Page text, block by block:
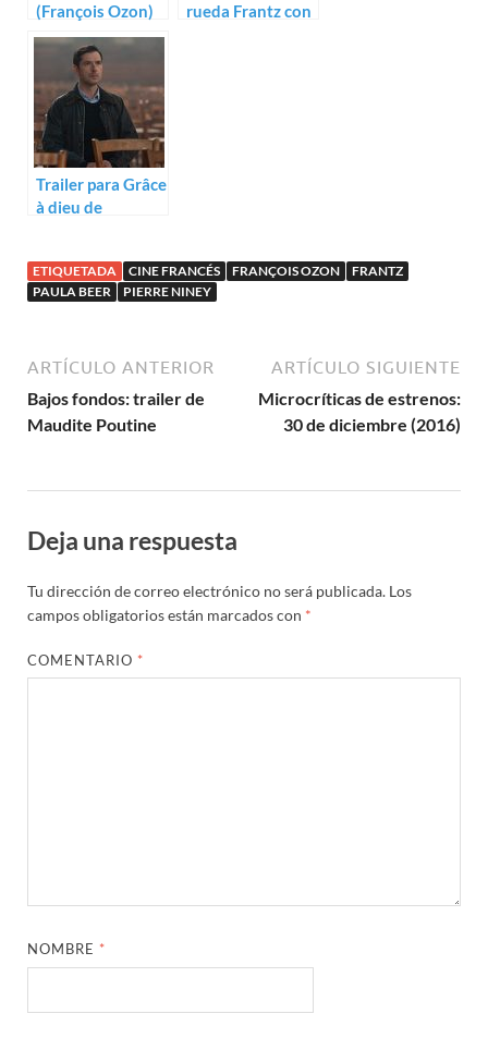
(François Ozon)
rueda Frantz con
Trailer para Grâce
à dieu de
ETIQUETADA CINE FRANCÉS FRANÇOIS OZON
FRANTZ
PAULA BEER
PIERRE NINEY
ARTÍCULO ANTERIOR
Bajos fondos: trailer de
Maudite Poutine
ARTÍCULO SIGUIENTE
Microcríticas de estrenos:
30 de diciembre (2016)
Deja una respuesta
Tu dirección de correo electrónico no será publicada. Los
campos obligatorios están marcados con *
COMENTARIO *
NOMBRE *